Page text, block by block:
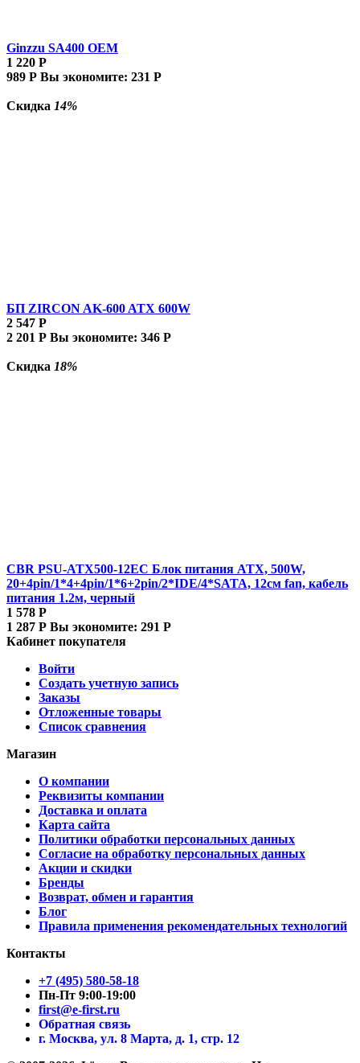
Ginzzu SA400 OEM
1 220 Р
989 Р Вы экономите: 231 Р
Скидка 14%
БП ZIRCON AK-600 ATX 600W
2 547 Р
2 201 Р Вы экономите: 346 Р
Скидка 18%
CBR PSU-ATX500-12EC Блок питания ATX, 500W,
20+4pin/1*4+4pin/1*6+2pin/2*IDE/4*SATA, 12см fan, кабель
питания 1.2м, черный
1 578 Р
1 287 Р Вы экономите: 291 Р
Кабинет покупателя
Войти
Создать учетную запись
Заказы
Отложенные товары
Список сравнения
Магазин
О компании
Реквизиты компании
Доставка и оплата
Карта сайта
Политики обработки персональных данных
Согласие на обработку персональных данных
Акции и скидки
Бренды
Возврат, обмен и гарантия
Блог
Правила применения рекомендательных технологий
Контакты
+7 (495) 580-58-18
Пн-Пт 9:00-19:00
first@e-first.ru
Обратная связь
г. Москва, ул. 8 Марта, д. 1, стр. 12